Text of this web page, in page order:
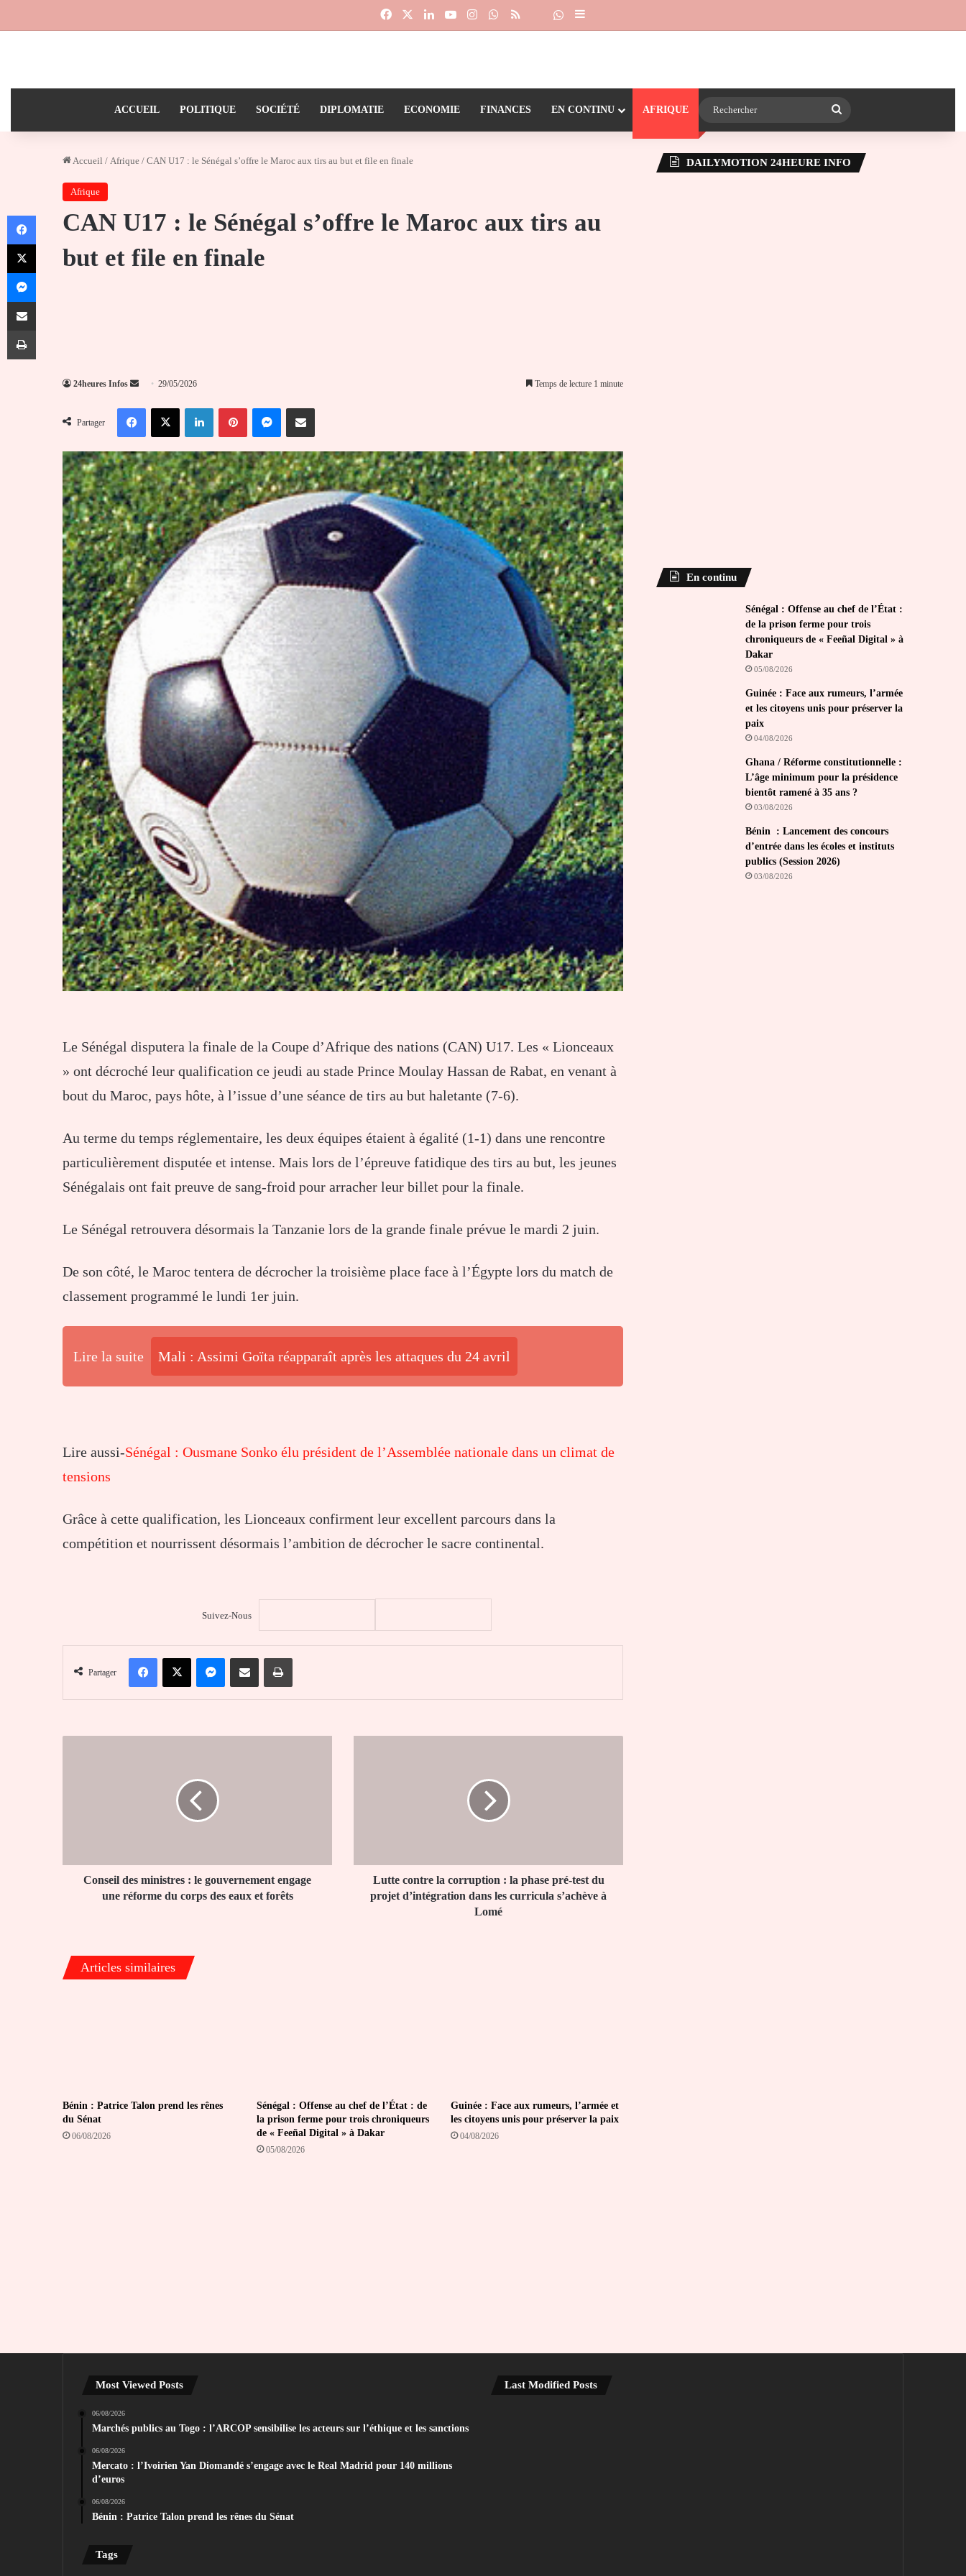
FacebookLinkedinYouTubeInstagramWhatsApp
RSS Dailymotion
Suivre la chaîne 24heureinfo sur WhatsApp
Sidebar (barre latérale)
ACCUEIL POLITIQUE SOCIÉTÉ DIPLOMATIE ECONOMIE FINANCES EN CONTINU AFRIQUE
Accueil / Afrique / CAN U17 : le Sénégal s’offre le Maroc aux tirs au but et file en finale
Afrique
CAN U17 : le Sénégal s’offre le Maroc aux tirs au
but et file en finale
24heures Infos
Envoyer
courriel
29/05/2026 Temps de lecture 1 minute
Partager
FacebookX LinkedinPinterestMessengerPartager par email
Le Sénégal disputera la finale de la Coupe d’Afrique des nations (CAN) U17. Les « Lionceaux
» ont décroché leur qualification ce jeudi au stade Prince Moulay Hassan de Rabat, en venant à
bout du Maroc, pays hôte, à l’issue d’une séance de tirs au but haletante (7-6).
Au terme du temps réglementaire, les deux équipes étaient à égalité (1-1) dans une rencontre
particulièrement disputée et intense. Mais lors de l’épreuve fatidique des tirs au but, les jeunes
Sénégalais ont fait preuve de sang-froid pour arracher leur billet pour la finale.
Le Sénégal retrouvera désormais la Tanzanie lors de la grande finale prévue le mardi 2 juin.
De son côté, le Maroc tentera de décrocher la troisième place face à l’Égypte lors du match de
classement programmé le lundi 1er juin.
Lire la suite Mali : Assimi Goïta réapparaît après les attaques du 24 avril
Lire aussi-Sénégal : Ousmane Sonko élu président de l’Assemblée nationale dans un climat de
tensions
Grâce à cette qualification, les Lionceaux confirment leur excellent parcours dans la
compétition et nourrissent désormais l’ambition de décrocher le sacre continental.
Suivez-Nous
Partager
FacebookX MessengerPartager par email Imprimer
réforme
forêts
Conseil des ministres : le gouvernement engage
une réforme du corps des eaux et forêts
test
projet
Lutte contre la corruption : la phase pré-test du
projet d’intégration dans les curricula s’achève à
Lomé
Articles similaires
Bénin : Patrice Talon prend les rênes
du Sénat
06/08/2026
Sénégal : Offense au chef de l’État : de
la prison ferme pour trois chroniqueurs
de « Feeñal Digital » à Dakar
05/08/2026
Guinée : Face aux rumeurs, l’armée et
les citoyens unis pour préserver la paix
04/08/2026
DAILYMOTION 24HEURE INFO
En continu
Sénégal : Offense au chef de l’État :
de la prison ferme pour trois
chroniqueurs de « Feeñal Digital » à
Dakar
05/08/2026
Guinée : Face aux rumeurs, l’armée
et les citoyens unis pour préserver la
paix
04/08/2026
Ghana / Réforme constitutionnelle :
L’âge minimum pour la présidence
bientôt ramené à 35 ans ?
03/08/2026
Bénin : Lancement des concours
d’entrée dans les écoles et instituts
publics (Session 2026)
03/08/2026
Most Viewed Posts
06/08/2026
Marchés publics au Togo : l’ARCOP sensibilise les acteurs sur l’éthique et les sanctions
06/08/2026
Mercato : l’Ivoirien Yan Diomandé s’engage avec le Real Madrid pour 140 millions
d’euros
06/08/2026
Bénin : Patrice Talon prend les rênes du Sénat
Tags
Last Modified Posts
Facebook
X
Messenger
Partager par email